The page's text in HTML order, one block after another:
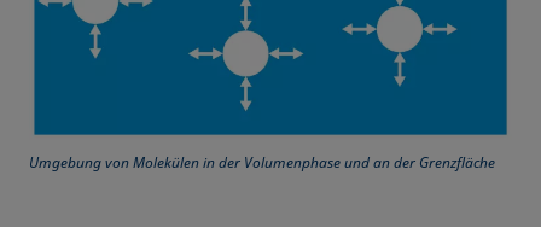
Umgebung von Molekülen in der Volumenphase und an der Grenzfläche